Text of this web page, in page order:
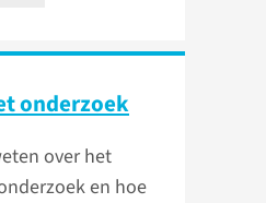
onderzoek
over het
en hoe